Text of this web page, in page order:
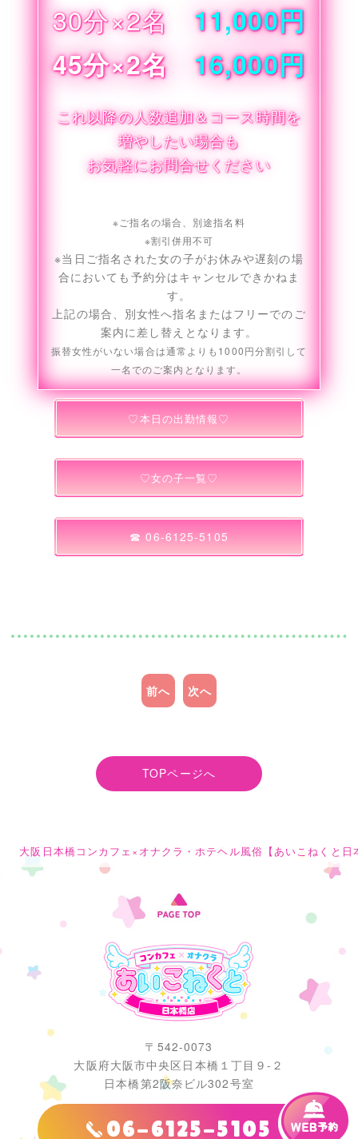
30分×2名 11,000円
45分×2名16,000円
これ以降の人数追加＆コース時間を
増やしたい場合も
お気軽にお問合せください
※ご指名の場合、別途指名料
※割引併用不可
※当日ご指名された女の子がお休みや遅刻の場
合においても 予約分はキャンセルできかねま
す。
上記の場合、別女性へ指名またはフリーでのご
案内に差し替えとなります。
振替女性がいない場合は通常よりも1000円分割引して
一名でのご案内となります。
♡本日の出勤情報♡
♡女の子一覧♡
☎ 06‐6125‐5105
前へ 次へ
TOPページへ
大阪日本橋コンカフェ×オナクラ・ホテヘル風俗【あいこねくと日
〒542-0073
大阪府大阪市中央区日本橋１丁目９-２
日本橋第2阪奈ビル302号室
06-6125-5105